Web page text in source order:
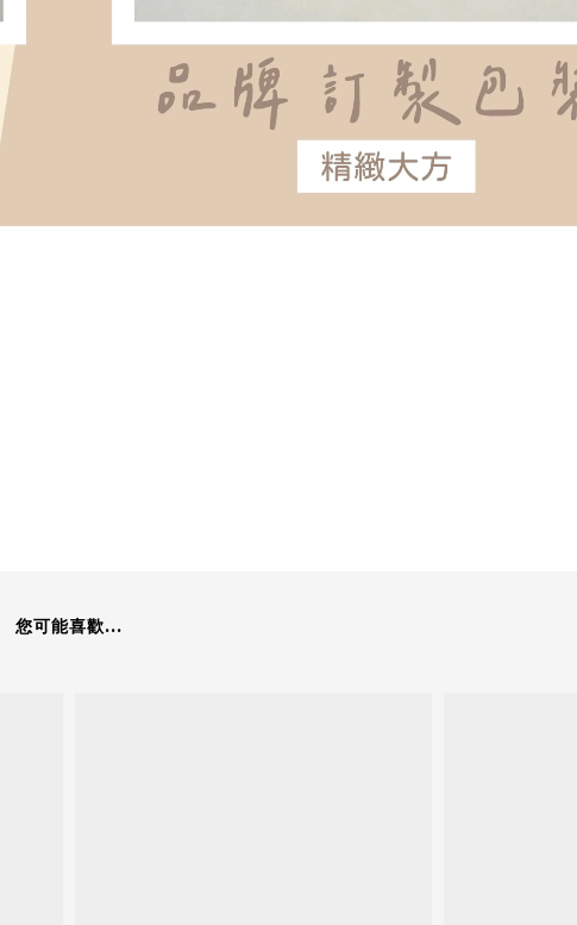
您可能喜歡...